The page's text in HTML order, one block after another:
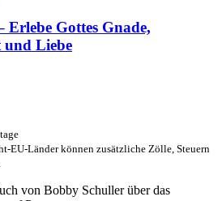
Erlebe Gottes Gnade,
und Liebe
EU-Länder können zusätzliche Zölle, Steuern
von Bobby Schuller über das